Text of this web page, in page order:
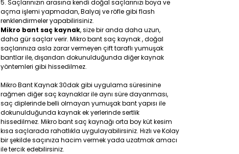
Saçlarınızın arasına kendi doğal saçlarınızı boya ve
açma işlemi yapmadan, Balyaj ve röfle gibi flash
renklendirmeler yapabilirisiniz.
Mikro bant saç kaynak, size bir anda daha uzun,
daha gür saçlar verir. Mikro bant saç kaynak , doğal
saçlarınıza asla zarar vermeyen çift taraflı yumuşak
bantlar ile, dışarıdan dokunulduğunda diğer kaynak
yöntemleri gibi hissedilmez.
Mikro Bant Kaynak 30dak gibi uygulama süresinine
rağmen diğer saç kaynaklar ile aynı süre dayanması,
saç diplerinde belli olmayan yumuşak bant yapısı ile
dokunulduğunda kaynak ek yerlerinde sertlik
hissedilmez. Mikro bant saç kaynağı orta boy küt kesim
kısa saçlarada rahatlıkla uygulayabilirsiniz. Hızlı ve Kolay
bir şekilde saçınıza hacim vermek yada uzatmak amacı
ile tercik edebilirsiniz.